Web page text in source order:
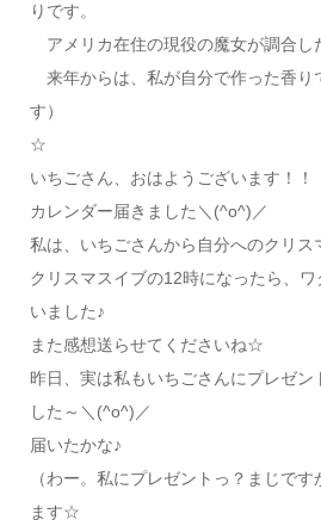
りです。
アメリカ在住の現役の魔女が調合し
来年からは、私が自分で作った香り
す）
☆
いちごさん、おはようございます！！
カレンダー届きました＼(^o^)／
私は、いちごさんから自分へのクリス
クリスマスイブの12時になったら、
いました♪
また感想送らせてくださいね☆
昨日、実は私もいちごさんにプレゼン
した～＼(^o^)／
届いたかな♪
（わー。私にプレゼントっ？まじで
ます☆